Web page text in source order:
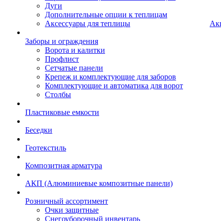
Дуги
Дополнительные опции к теплицам
Аксессуары для теплицы
Заборы и ограждения
Ворота и калитки
Профлист
Сетчатые панели
Крепеж и комплектующие для заборов
Комплектующие и автоматика для ворот
Столбы
Пластиковые емкости
Беседки
Геотекстиль
Композитная арматура
АКП (Алюминиевые композитные панели)
Розничный ассортимент
Очки защитные
Снегоуборочный инвентарь